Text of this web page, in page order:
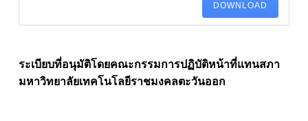
DOWNLOAD
ระเบียบที่อนุมัติโดยคณะกรรมการปฏิบัติหน้าที่แทนสภา
มหาวิทยาลัยเทคโนโลยีราชมงคลตะวันออก